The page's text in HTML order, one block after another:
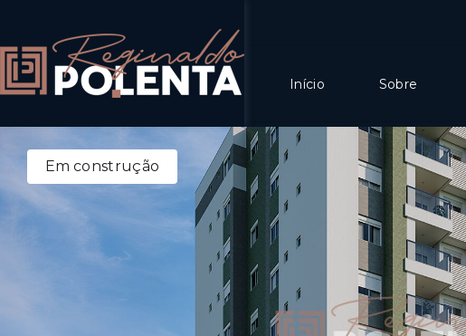
Início Sobre
Em construção